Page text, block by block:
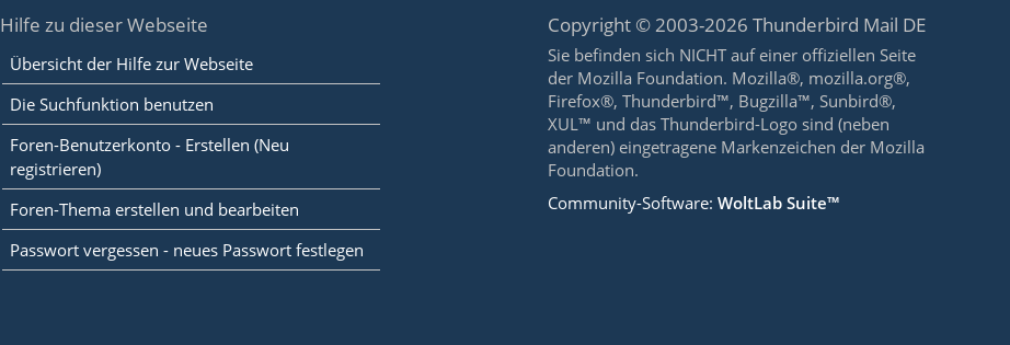
Hilfe zu dieser Webseite
Übersicht der Hilfe zur Webseite
Die Suchfunktion benutzen
Foren-Benutzerkonto - Erstellen (Neu
registrieren)
Foren-Thema erstellen und bearbeiten
Passwort vergessen - neues Passwort festlegen
Copyright © 2003-2026 Thunderbird Mail DE
Sie befinden sich NICHT auf einer offiziellen Seite
der Mozilla Foundation. Mozilla®, mozilla.org®,
Firefox®, Thunderbird™, Bugzilla™, Sunbird®,
XUL™ und das Thunderbird-Logo sind (neben
anderen) eingetragene Markenzeichen der Mozilla
Foundation.
Community-Software:WoltLab Suite™